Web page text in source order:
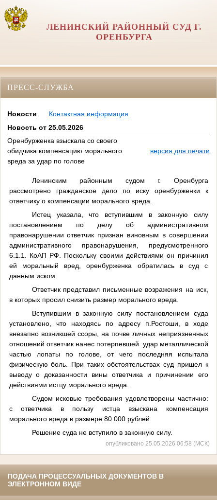
ЛЕНИНСКИЙ РАЙОННЫЙ СУД Г.
ОРЕНБУРГА
ПРЕСС-СЛУЖБА
Новости
Контактная информация
Новость от 25.05.2026
Оренбурженка взыскала со своего
обидчика компенсацию морального
вреда за удар по голове
версия для печати
Ленинским районным судом г. Оренбурга
рассмотрено гражданское дело по иску оренбурженки к
ответчику о компенсации морального вреда.
Истец указала, что вступившим в законную силу
постановлением по делу об административном
правонарушении ответчик признан виновным в совершении
административного правонарушения, предусмотренного
6.1.1. КоАП РФ. Поскольку своими действиями он причинил
ей моральный вред, оренбурженка обратилась в суд с
данным иском.
Ответчик представил письменные возражения на иск,
в которых просил снизить размер морального вреда.
Вступившим в законную силу постановлением суда
установлено, что находясь по адресу п.Ростоши, в ходе
внезапно возникшей ссоры, на почве личных неприязненных
отношений ответчик нанес потерпевшей удар металлической
частью лопаты по голове, от чего последняя испытала
физическую боль. При таких обстоятельствах суд пришел к
выводу о доказанности вины ответчика и причинении его
действиями истцу морального вреда.
Судом исковые требования удовлетворены частично:
с ответчика в пользу истца взыскана компенсация
морального вреда в размере 80 000 рублей.
Решение суда не вступило в законную силу.
опубликовано 25.05.2026 06:58 (МСК)
ПОДАЧА ПРОЦЕССУАЛЬНЫХ ДОКУМЕНТОВ В
ЭЛЕКТРОННОМ ВИДЕ